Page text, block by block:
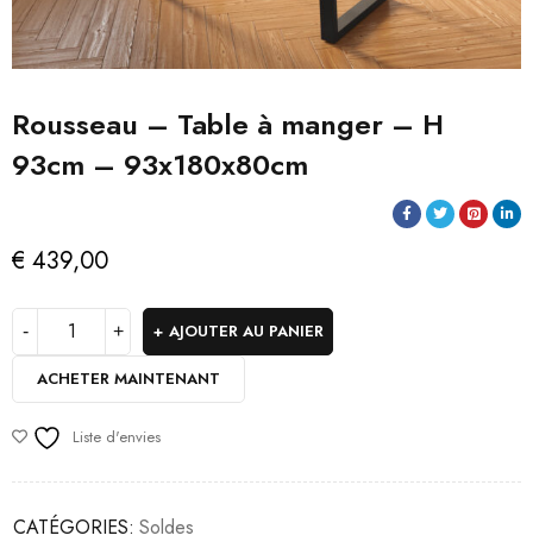
Rousseau – Table à manger – H
93cm – 93x180x80cm
€ 439,00
AJOUTER AU PANIER
ACHETER MAINTENANT
Liste d'envies
CATÉGORIES: Soldes